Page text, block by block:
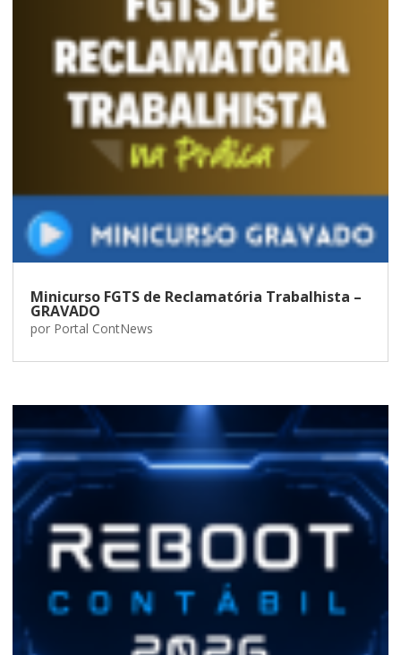
Minicurso FGTS de Reclamatória Trabalhista –
GRAVADO
por Portal ContNews